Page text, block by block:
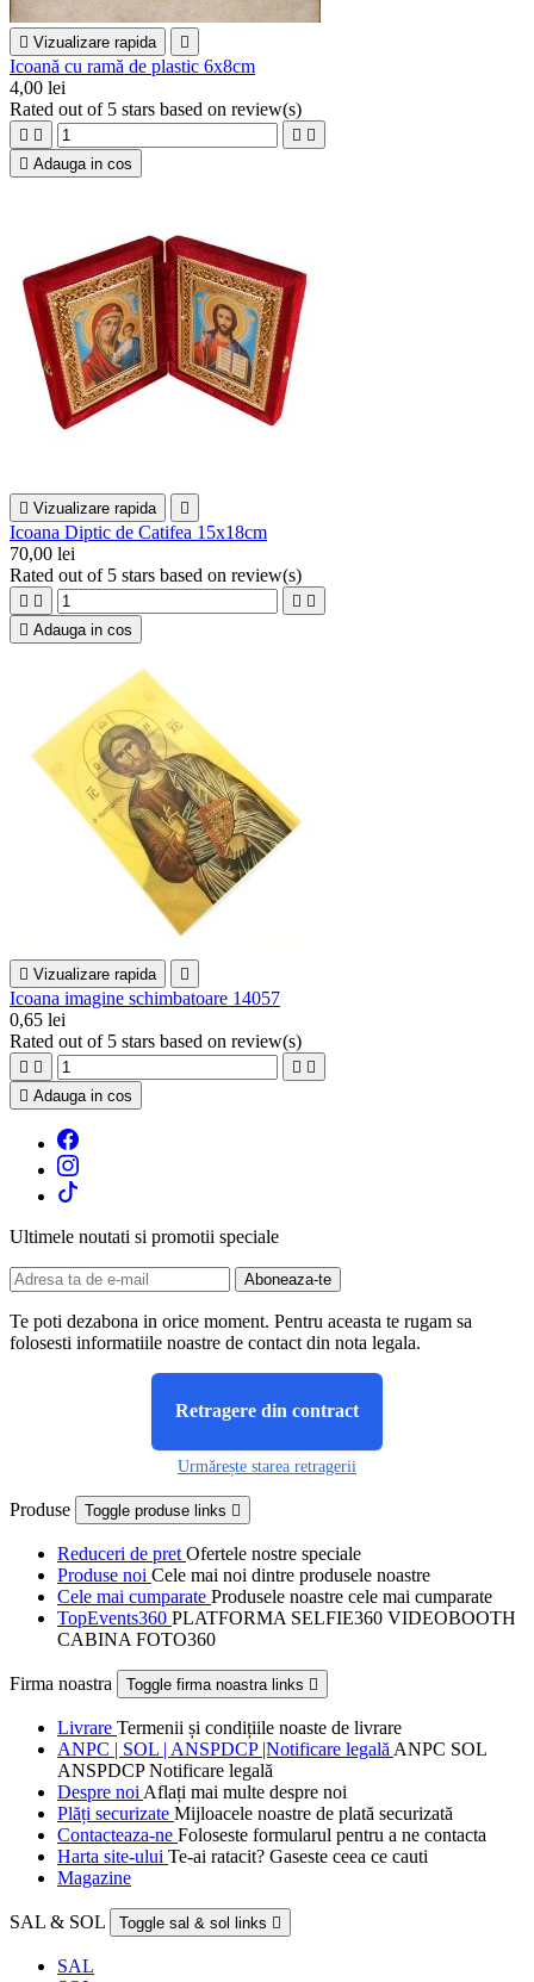
 Vizualizare rapida 
Icoană cu ramă de plastic 6x8cm
4,00 lei
Rated out of 5 stars based on review(s)
   
 Adauga in cos
 Vizualizare rapida 
Icoana Diptic de Catifea 15x18cm
70,00 lei
Rated out of 5 stars based on review(s)
   
 Adauga in cos
 Vizualizare rapida 
Icoana imagine schimbatoare 14057
0,65 lei
Rated out of 5 stars based on review(s)
   
 Adauga in cos
Ultimele noutati si promotii speciale
Te poti dezabona in orice moment. Pentru aceasta te rugam sa
folosesti informatiile noastre de contact din nota legala.
Retragere din contract
Urmărește starea retragerii
Produse Toggle produse links 
Reduceri de pret Ofertele nostre speciale
Produse noi Cele mai noi dintre produsele noastre
Cele mai cumparate Produsele noastre cele mai cumparate
TopEvents360 PLATFORMA SELFIE360 VIDEOBOOTH
CABINA FOTO360
Firma noastra Toggle firma noastra links 
Livrare Termenii și condițiile noaste de livrare
ANPC | SOL | ANSPDCP |Notificare legală ANPC SOL
ANSPDCP Notificare legală
Despre noi Aflați mai multe despre noi
Plăți securizate Mijloacele noastre de plată securizată
Contacteaza-ne Foloseste formularul pentru a ne contacta
Harta site-ului Te-ai ratacit? Gaseste ceea ce cauti
Magazine
SAL & SOL Toggle sal & sol links 
SAL